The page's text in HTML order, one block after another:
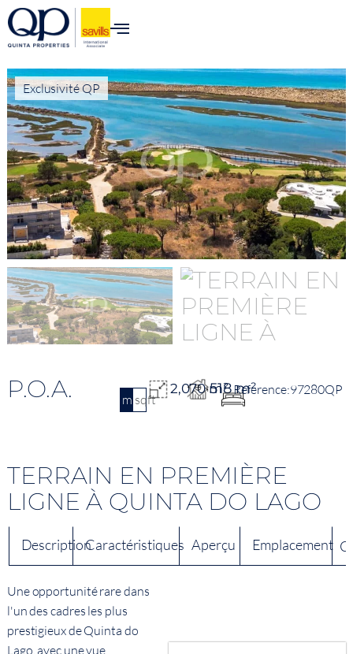
Exclusivité QP
P.O.A. m2sqft
2,070 m²518 m² 97280QP
TERRAIN EN PREMIÈRE
LIGNE À QUINTA DO LAGO
DescriptionCaractéristiques Aperçu Emplacement
Une opportunité rare dans
l'un des cadres les plus
prestigieux de Quinta do
Lago, avec une vue